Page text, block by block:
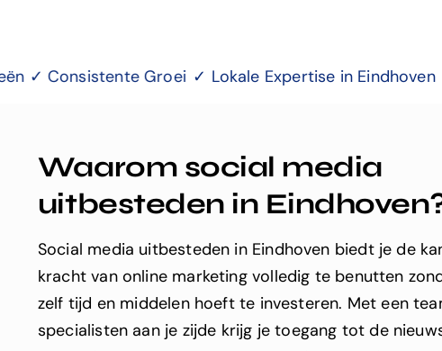
Groei ✓ Lokale Expertise in Eindhoven ✓ Verbeterde
Waarom social media
uitbesteden in
Social media uitbesteden in Eindhoven biedt je de
kracht van online marketing volledig te benutten
zelf tijd en middelen hoeft te investeren. Met een
specialisten aan je zijde krijg je toegang tot de